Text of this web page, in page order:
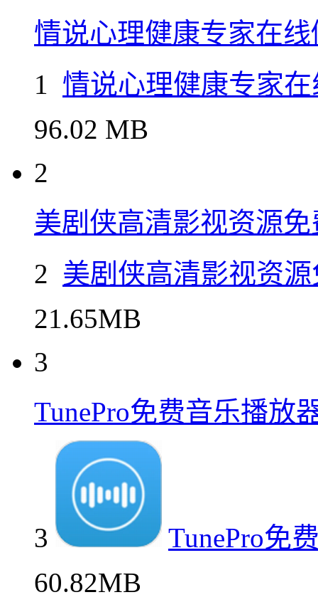
情说心理健康专家在线
1 情说心理健康专家
96.02 MB
2
美剧侠高清影视资源
2 美剧侠高清影视资
21.65MB
3
TunePro免费音乐播放
3
TunePro免
60.82MB